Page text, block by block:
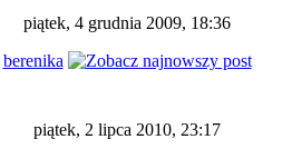
piątek, 4 grudnia 2009, 18:36
berenika
piątek, 2 lipca 2010, 23:17